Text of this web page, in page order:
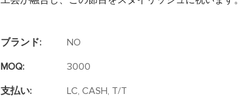
ブランド: NO
MOQ: 3000
支払い: LC, CASH, T/T